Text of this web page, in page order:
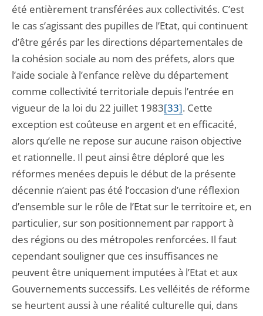
été entièrement transférées aux collectivités. C’est
le cas s’agissant des pupilles de l’Etat, qui continuent
d’être gérés par les directions départementales de
la cohésion sociale au nom des préfets, alors que
l’aide sociale à l’enfance relève du département
comme collectivité territoriale depuis l’entrée en
vigueur de la loi du 22 juillet 1983[33]. Cette
exception est coûteuse en argent et en efficacité,
alors qu’elle ne repose sur aucune raison objective
et rationnelle. Il peut ainsi être déploré que les
réformes menées depuis le début de la présente
décennie n’aient pas été l’occasion d’une réflexion
d’ensemble sur le rôle de l’Etat sur le territoire et, en
particulier, sur son positionnement par rapport à
des régions ou des métropoles renforcées. Il faut
cependant souligner que ces insuffisances ne
peuvent être uniquement imputées à l’Etat et aux
Gouvernements successifs. Les velléités de réforme
se heurtent aussi à une réalité culturelle qui, dans